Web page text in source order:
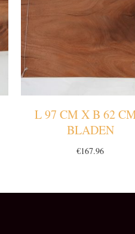
L 97 CM X B 62
BLADEN
€167.96